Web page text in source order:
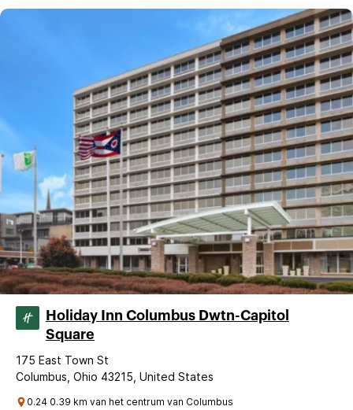
Holiday Inn Columbus Dwtn-Capitol
Square
175 East Town St
Columbus, Ohio 43215, United States
0.24 0.39 km van het centrum van Columbus